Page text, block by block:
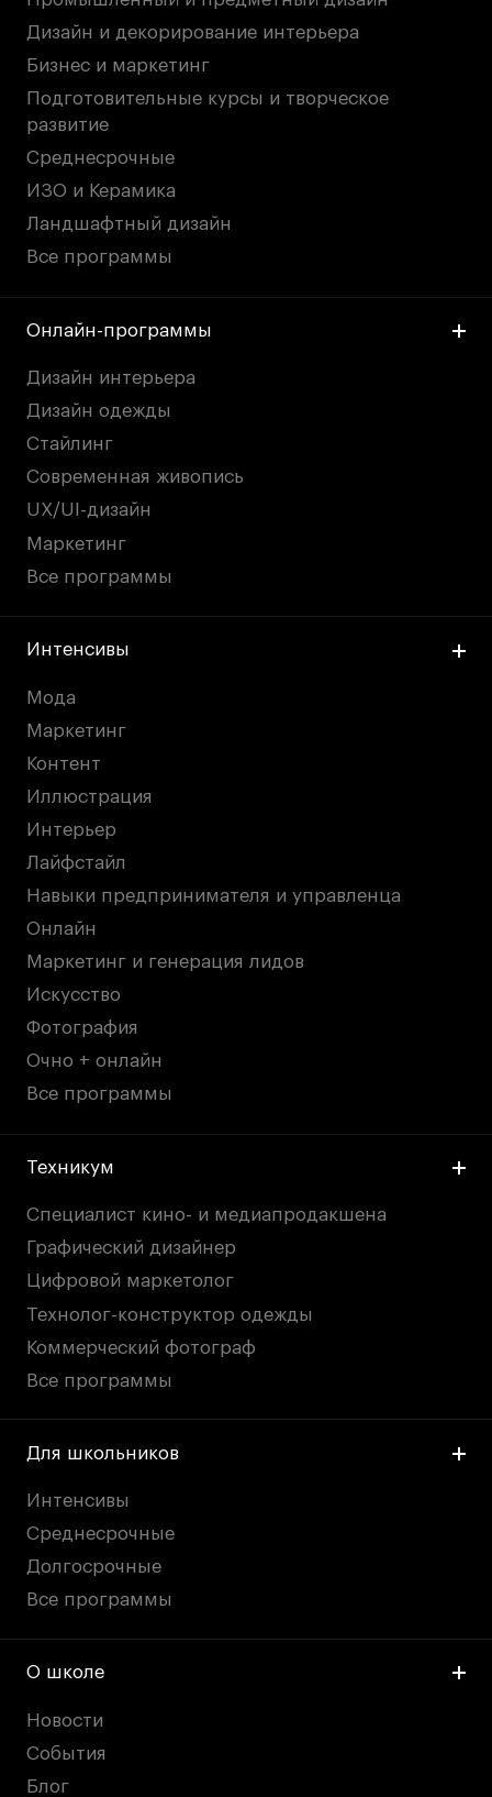
Дизайн и декорирование интерьера
Бизнес и маркетинг
Подготовительные курсы и творческое
развитие
Среднесрочные
ИЗО и Керамика
Ландшафтный дизайн
Все программы
Онлайн-программы
Дизайн интерьера
Дизайн одежды
Стайлинг
Современная живопись
UX/UI-дизайн
Маркетинг
Все программы
Интенсивы
Мода
Маркетинг
Контент
Иллюстрация
Интерьер
Лайфстайл
Навыки предпринимателя и управленца
Онлайн
Маркетинг и генерация лидов
Искусство
Фотография
Очно + онлайн
Все программы
Техникум
Специалист кино- и медиапродакшена
Графический дизайнер
Цифровой маркетолог
Технолог-конструктор одежды
Коммерческий фотограф
Все программы
Для школьников
Интенсивы
Среднесрочные
Долгосрочные
Все программы
О школе
Новости
События
Блог